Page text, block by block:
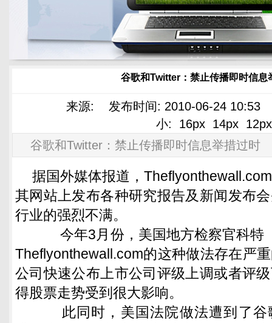
谷歌和Twitter：禁止传播即时信息
来源: 发布时间: 2010-06-24 10:53
小: 16px 14px
12px
谷歌和Twitter：禁止传播即时信息举措过时
据国外媒体报道，
其网站上发布各种研究报告及新闻发布
行业的强烈不满。
今年3月份，美国地方检察官科特
Theflyonthewall.com的这种做法存在严
公司快速公布上市公司评级上调或者评
得股票走势受到很大影响。
此同时，美国法院做法遭到了谷